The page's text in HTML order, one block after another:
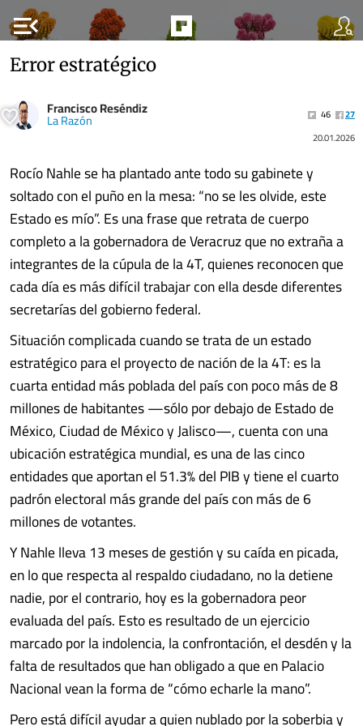
menu_open
Error estratégico
Francisco Reséndiz
La Razón 46
27
20.01.2026
Rocío Nahle se ha plantado ante todo su gabinete y
soltado con el puño en la mesa: “no se les olvide, este
Estado es mío”. Es una frase que retrata de cuerpo
completo a la gobernadora de Veracruz que no extraña a
integrantes de la cúpula de la 4T, quienes reconocen que
cada día es más difícil trabajar con ella desde diferentes
secretarías del gobierno federal.
Situación complicada cuando se trata de un estado
estratégico para el proyecto de nación de la 4T: es la
cuarta entidad más poblada del país con poco más de 8
millones de habitantes —sólo por debajo de Estado de
México, Ciudad de México y Jalisco—, cuenta con una
ubicación estratégica mundial, es una de las cinco
entidades que aportan el 51.3% del PIB y tiene el cuarto
padrón electoral más grande del país con más de 6
millones de votantes.
Y Nahle lleva 13 meses de gestión y su caída en picada,
en lo que respecta al respaldo ciudadano, no la detiene
nadie, por el contrario, hoy es la gobernadora peor
evaluada del país. Esto es resultado de un ejercicio
marcado por la indolencia, la confrontación, el desdén y la
falta de resultados que han obligado a que en Palacio
Nacional vean la forma de “cómo echarle la mano”.
Pero está difícil ayudar a quien nublado por la soberbia y